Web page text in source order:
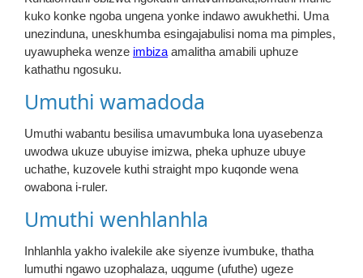
kuko konke ngoba ungena yonke indawo awukhethi. Uma
unezinduna, uneskhumba esingajabulisi noma ma pimples,
uyawupheka wenze imbiza amalitha amabili uphuze
kathathu ngosuku.
Umuthi wamadoda
Umuthi wabantu besilisa umavumbuka lona uyasebenza
uwodwa ukuze ubuyise imizwa, pheka uphuze ubuye
uchathe, kuzovele kuthi straight mpo kuqonde wena
owabona i-ruler.
Umuthi wenhlanhla
Inhlanhla yakho ivalekile ake siyenze ivumbuke, thatha
lumuthi ngawo uzophalaza, uqgume (ufuthe) ugeze